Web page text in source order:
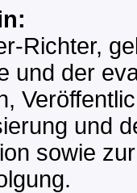
Richter,
und der
und
sowie